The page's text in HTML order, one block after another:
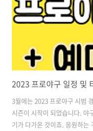
2023 프로야구 일정 및
3월에는 2023 프로야구 시범
시즌이 시작이 되었습니다. 야
기가 다가온 것이죠. 응원하는